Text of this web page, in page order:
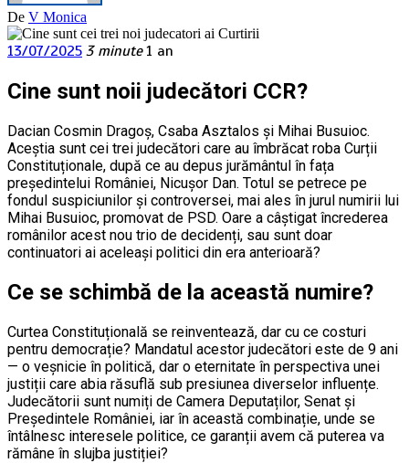
De V Monica
13/07/2025 3 minute 1 an
Cine sunt noii judecători CCR?
Dacian Cosmin Dragoș, Csaba Asztalos și Mihai Busuioc.
Aceștia sunt cei trei judecători care au îmbrăcat roba Curții
Constituționale, după ce au depus jurământul în fața
președintelui României, Nicușor Dan. Totul se petrece pe
fondul suspiciunilor și controversei, mai ales în jurul numirii lui
Mihai Busuioc, promovat de PSD. Oare a câștigat încrederea
românilor acest nou trio de decidenți, sau sunt doar
continuatori ai aceleași politici din era anterioară?
Ce se schimbă de la această numire?
Curtea Constituțională se reinventează, dar cu ce costuri
pentru democrație? Mandatul acestor judecători este de 9 ani
— o veșnicie în politică, dar o eternitate în perspectiva unei
justiții care abia răsuflă sub presiunea diverselor influențe.
Judecătorii sunt numiți de Camera Deputaților, Senat și
Președintele României, iar în această combinație, unde se
întâlnesc interesele politice, ce garanții avem că puterea va
rămâne în slujba justiției?